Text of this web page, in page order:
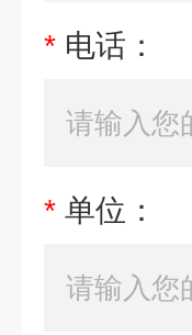
* 电话：
* 单位：